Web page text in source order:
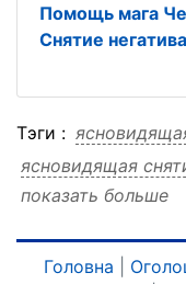
Помощь мага
Снятие
Тэги :
ясновидящая
ясновидящая
ясновидящая
показать больше
Головна